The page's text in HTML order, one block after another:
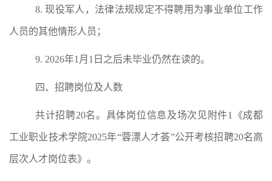
8.现役军人，法律法规规定不得聘用为事业单位工作
人员的其他情形人员；
9. 2026年1 月 1 日之后未毕业仍然在读的。
四、招聘岗位及人数
共计招聘20名。 具体岗位信息 及场次 见附件1 《成都
工业职业技术学院2025年“蓉漂人才荟”公开考核招聘20名高
层次人才岗位表》。